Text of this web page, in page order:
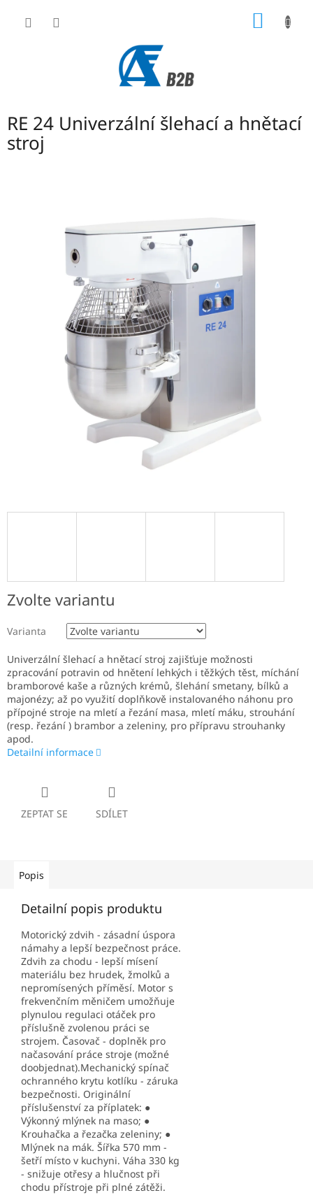
RE 24 Univerzální šlehací a hnětací
stroj
Zvolte variantu
Varianta
Univerzální šlehací a hnětací stroj zajišťuje možnosti
zpracování potravin od hnětení lehkých i těžkých těst, míchání
bramborové kaše a různých krémů, šlehání smetany, bílků a
majonézy; až po využití doplňkově instalovaného náhonu pro
přípojné stroje na mletí a řezání masa, mletí máku, strouhání
(resp. řezání ) brambor a zeleniny, pro přípravu strouhanky
apod.
Detailní informace
ZEPTAT SE SDÍLET
Popis
Detailní popis produktu
Motorický zdvih - zásadní úspora
námahy a lepší bezpečnost práce.
Zdvih za chodu - lepší mísení
materiálu bez hrudek, žmolků a
nepromísených příměsí. Motor s
frekvenčním měničem umožňuje
plynulou regulaci otáček pro
příslušně zvolenou práci se
strojem. Časovač - doplněk pro
načasování práce stroje (možné
doobjednat).Mechanický spínač
ochranného krytu kotlíku - záruka
bezpečnosti. Originální
příslušenství za příplatek: ●
Výkonný mlýnek na maso; ●
Krouhačka a řezačka zeleniny; ●
Mlýnek na mák. Šířka 570 mm -
šetří místo v kuchyni. Váha 330 kg
- snižuje otřesy a hlučnost při
chodu přístroje při plné zátěži.